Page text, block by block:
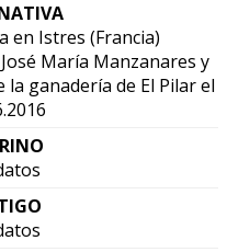
en Istres (Francia)
María Manzanares y
ganadería de El Pilar el